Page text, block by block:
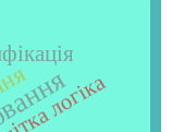
логіка